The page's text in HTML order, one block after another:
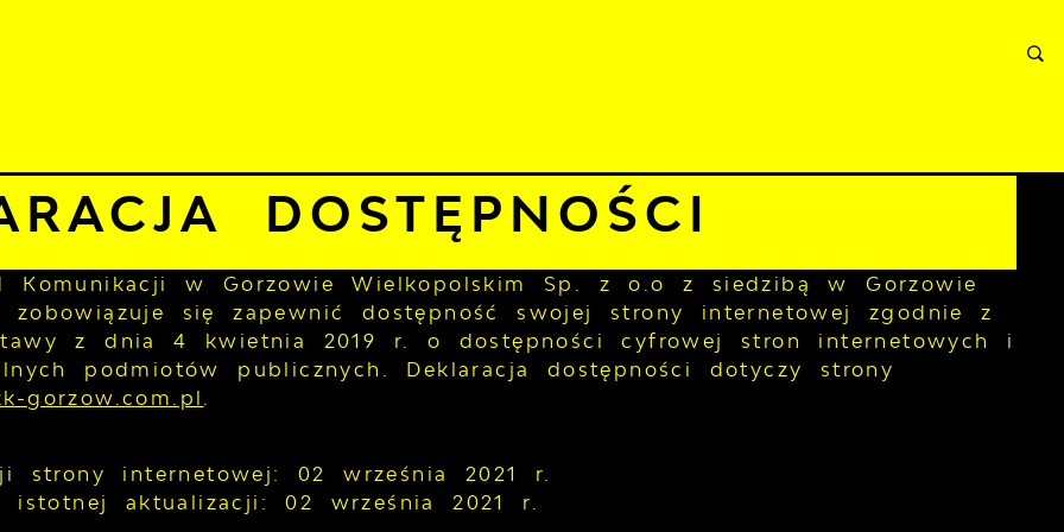
DOSTĘPNOŚCI
Komunikacji w Gorzowie Wielkopolskim Sp. z o.o z siedzibą w Gorzowie
zobowiązuje się zapewnić dostępność swojejstrony internetowej
zgodnie z
z dnia 4 kwietnia 2019 r. o dostępności cyfrowej stron internetowych i
podmiotów publicznych. Deklaracja dostępności dotyczy strony
gorzow.com.pl
strony internetowej:02 września 2021 r.
istotnej aktualizacji:02 września 2021 r.